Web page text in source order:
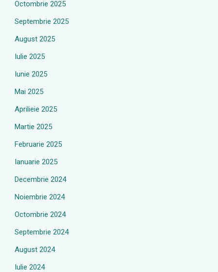
Octombrie 2025
Septembrie 2025
August 2025
Iulie 2025
Iunie 2025
Mai 2025
Aprilieie 2025
Martie 2025
Februarie 2025
Ianuarie 2025
Decembrie 2024
Noiembrie 2024
Octombrie 2024
Septembrie 2024
August 2024
Iulie 2024